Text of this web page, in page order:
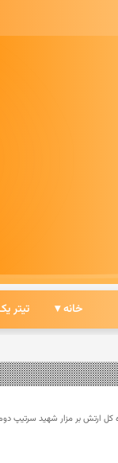
خانه ▾ تیتر
کل ارتش بر مزار شهید